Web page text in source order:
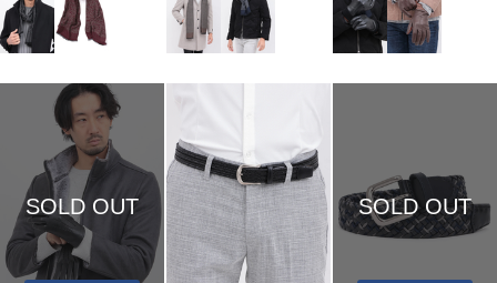
SOLD OUT SOLD OUT